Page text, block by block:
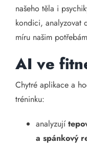
našeho těla i
kondici, analyzovat
míru našim
AI ve
Chytré aplikace a
tréninku:
analyzují
a spánkový